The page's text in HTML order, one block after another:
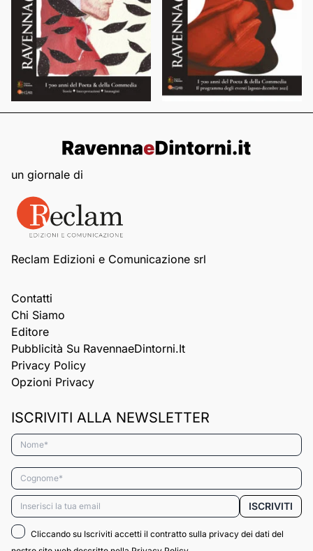
un giornale di
Reclam Edizioni e Comunicazione srl
Contatti
Chi Siamo
Editore
Pubblicità Su RavennaeDintorni.it
Privacy Policy
Opzioni Privacy
ISCRIVITI ALLA NEWSLETTER
Nome*
Cognome*
Email* ISCRIVITI
Cliccando su Iscriviti accetti il contratto sulla privacy dei dati del